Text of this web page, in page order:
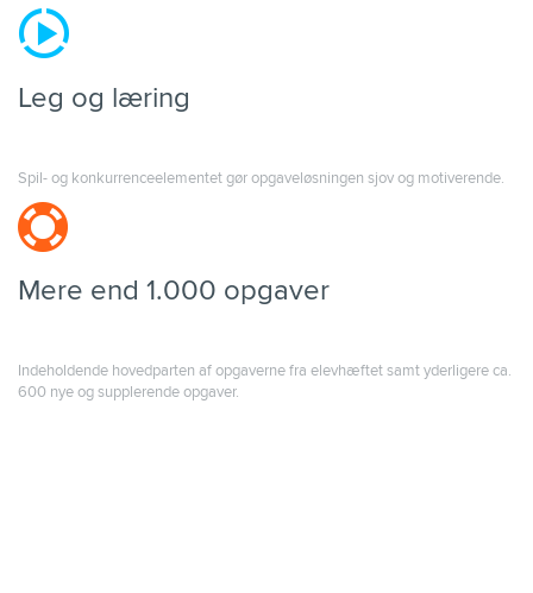
Leg og læring
Spil- og konkurrenceelementet gør opgaveløsningen sjov og motiverende.
Mere end 1.000 opgaver
Indeholdende hovedparten af opgaverne fra elevhæftet samt yderligere ca.
600 nye og supplerende opgaver.